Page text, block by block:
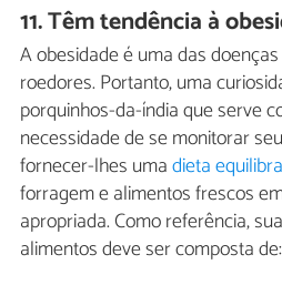
11. Têm tendência à
A obesidade é uma das
roedores. Portanto, uma
porquinhos-da-índia que serve
necessidade de se monitorar
fornecer-lhes umadieta
forragem e alimentos frescos
apropriada. Como referência,
alimentos deve ser composta de: